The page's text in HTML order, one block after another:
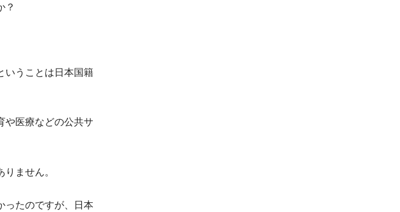
？
いうことは日本国籍
や医療などの公共サ
ません。
ったのですが、日本